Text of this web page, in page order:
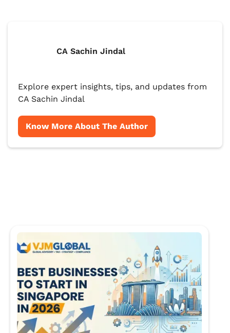
CA Sachin Jindal
Explore expert insights, tips, and updates from
CA Sachin Jindal
Know More About The Author